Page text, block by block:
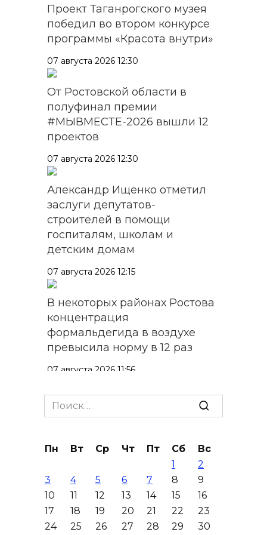
Проект Таганрогского музея
победил во втором конкурсе
программы «Красота внутри»
07 августа 2026 12:30
От Ростовской области в
полуфинал премии
#МЫВМЕСТЕ-2026 вышли 12
проектов
07 августа 2026 12:30
Александр Ищенко отметил
заслуги депутатов-
строителей в помощи
госпиталям, школам и
детским домам
07 августа 2026 12:15
В некоторых районах Ростова
концентрация
формальдегида в воздухе
превысила норму в 12 раз
07 августа 2026 11:56
Энергетики против стихии
Казачий батальон «Покров»
формируется в войсках
беспилотных систем
07 августа 2026 11:37
Search
for:
Пн Вт Ср Чт Пт Сб
Вс
1
2
3
4 5 6 7 8
9
10
11 12 13 14 15
16
17
18 19 20 21 22
23
24
25 26 27 28 29
30